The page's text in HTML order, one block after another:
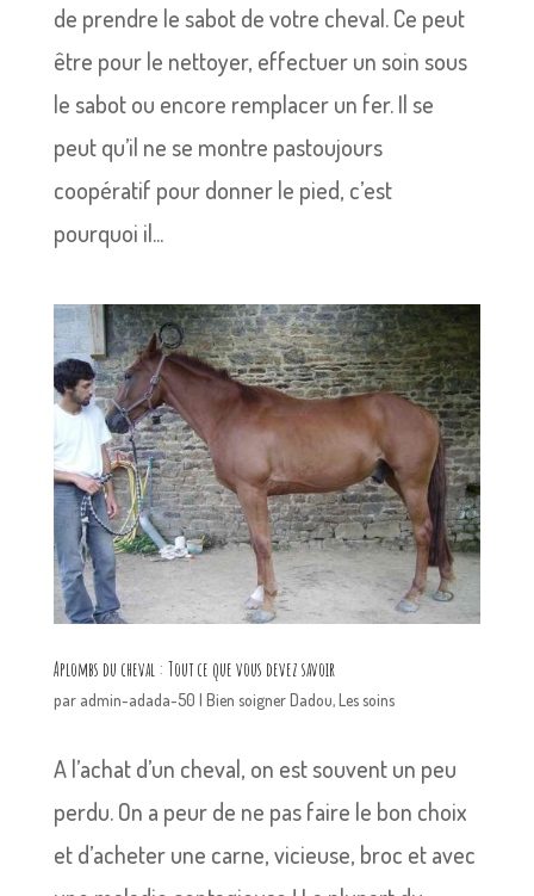
de prendre le sabot de votre cheval. Ce peut
être pour le nettoyer, effectuer un soin sous
le sabot ou encore remplacer un fer. Il se
peut qu’il ne se montre pastoujours
coopératif pour donner le pied, c’est
pourquoi il...
Aplombs du cheval : Tout ce que vous devez savoir
par admin-adada-50 Bien soigner Dadou, Les soins
A l’achat d’un cheval, on est souvent un peu
perdu. On a peur de ne pas faire le bon choix
et d’acheter une carne, vicieuse, broc et avec